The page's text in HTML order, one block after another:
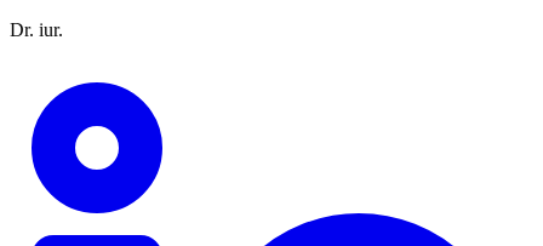
Dr. iur.